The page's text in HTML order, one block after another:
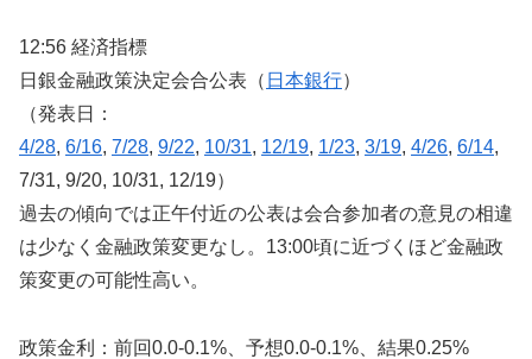
12:56 経済指標
日銀金融政策決定会合公表（ 日本銀行）
（発表日：
4/28, 6/16, 7/28, 9/22, 10/31, 12/19, 1/23, 3/19, 4/26, 6/14,
7/31, 9/20, 10/31, 12/19）
過去の傾向では正午付近の公表は会合参加者の意見の相違
は少なく金融政策変更なし。13:00頃に近づくほど金融政
策変更の可能性高い。
政策金利：前回0.0-0.1%、予想0.0-0.1%、結果0.25%